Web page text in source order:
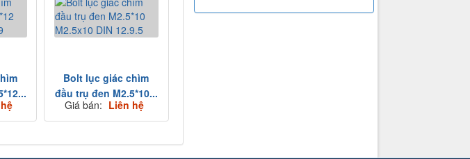
Bolt lục giác chìm
đầu trụ đen M2.5*10...
Giá bán: Liên hệ